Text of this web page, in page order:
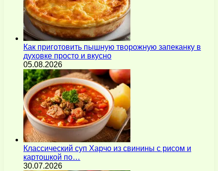
Как приготовить пышную творожную запеканку в
духовке просто и вкусно
05.08.2026
Классический суп Харчо из свинины с рисом и
картошкой по…
30.07.2026